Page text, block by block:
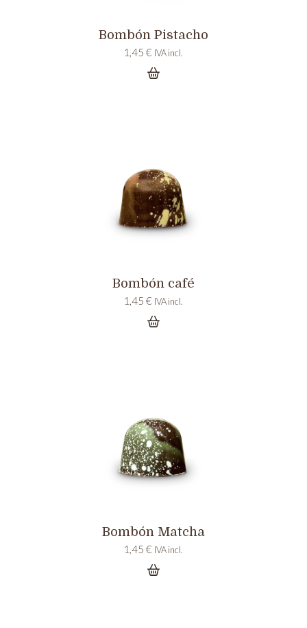
Bombón Pistacho
1,45€ IVA incl.
Bombón café
1,45€ IVA incl.
Bombón Matcha
1,45€ IVA incl.